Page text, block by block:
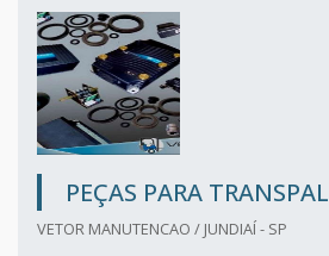
PEÇAS PARA
VETOR MANUTENCAO / JUNDIAÍ - SP